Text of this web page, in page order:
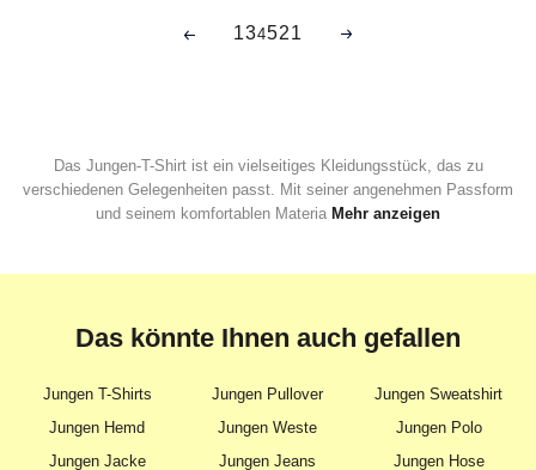
134521
Das Jungen-T-Shirt ist ein vielseitiges Kleidungsstück, das zu
verschiedenen Gelegenheiten passt. Mit seiner angenehmen Passform
und seinem komfortablen Materia Mehr anzeigen
Das könnte Ihnen auch gefallen
Jungen T-Shirts Jungen Pullover
Jungen Sweatshirt
Jungen Hemd
Jungen Weste
Jungen Polo
Jungen Jacke
Jungen Jeans Jungen Hose